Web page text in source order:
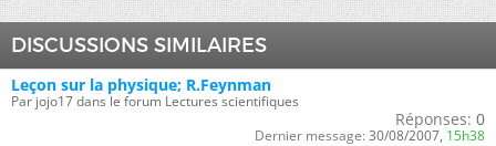
DISCUSSIONS SIMILAIRES
Leçon sur la physique; R.Feynman
Par jojo17 dans le forum Lectures scientifiques
Réponses: 0
Dernier message: 30/08/2007, 15h38